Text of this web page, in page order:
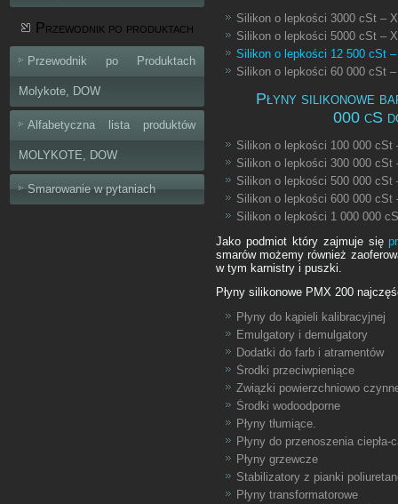
Przewodnik po produktach
Przewodnik po Produktach
Molykote, DOW
Alfabetyczna lista produktów
MOLYKOTE, DOW
Smarowanie w pytaniach
Silikon o lepkości 3000 cSt –
Silikon o lepkości 5000 cSt –
Silikon o lepkości 12 500 cSt
Silikon o lepkości 60 000 cSt
Płyny silikonowe
000 cS
Silikon o lepkości 100 000
Silikon o lepkości 300 000
Silikon o lepkości 500 000
Silikon o lepkości 600 000
Silikon o lepkości 1 000 000
Jako podmiot który zajmuje się
smarów możemy również
w tym karnistry i puszki.
Płyny silikonowe PMX 200
Płyny do kąpieli kalibracyjnej
Emulgatory i demulgatory
Dodatki do farb i atramentów
Środki przeciwpieniące
Związki powierzchniowo
Środki wodoodporne
Płyny tłumiące.
Płyny do przenoszenia
Płyny grzewcze
Stabilizatory z pianki
Płyny transformatorowe